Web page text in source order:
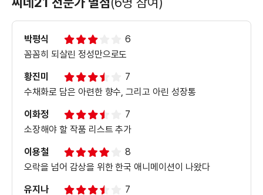
＜소중한 날의 꿈＞ 배우 인터뷰 영상
박평식
6
꼼꼼히 되살린 정성만으로도
황진미
7
수채화로 담은 아련한 향수, 그리고 아린 성장통
이화정
7
소장해야 할 작품 리스트 추가
이용철
8
오락을 넘어 감상을 위한 한국 애니메이션이 나왔다
유지나
7